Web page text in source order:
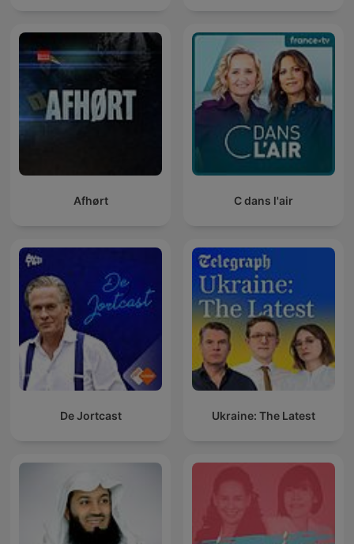
Afhørt C dans l'air
De Jortcast Ukraine: The Latest